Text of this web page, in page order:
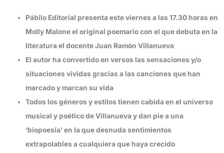
Pábilo Editorial presenta este viernes a las 17.30 horas en
Molly Malone el original poemario con el que debuta en la
literatura el docente Juan Ramón Villanueva
El autor ha convertido en versos las sensaciones y/o
situaciones vividas gracias a las canciones que han
marcado y marcan su vida
Todos los géneros y estilos tienen cabida en el universo
musical y poético de Villanueva y dan pie a una
‘biopoesía’ en la que desnuda sentimientos
extrapolables a cualquiera que haya crecido